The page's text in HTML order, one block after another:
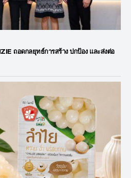
ถอดกลยุทธ์การสร้าง ปกป้อง และส่งต่อ